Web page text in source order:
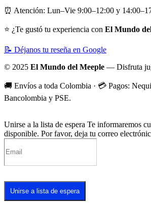
⏰ Atención: Lun–Vie 9:00–12:00 y
⭐ ¿Te gustó tu experiencia con El Mundo
📝 Déjanos tu reseña en Google
© 2025 El Mundo del Meeple — Disfruta
🚚 Envíos a toda Colombia · 💳 Pagos:
Bancolombia y PSE.
Unirse a la lista de espera Te informaremos
disponible. Por favor, deja tu correo
Unirse a lista de espera